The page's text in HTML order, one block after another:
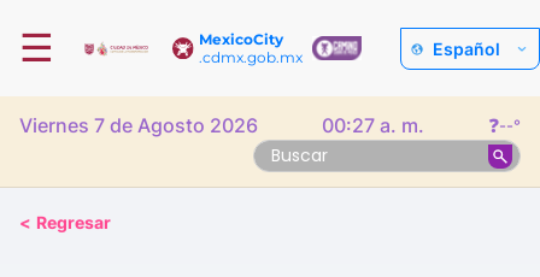
MexicoCity
.cdmx.gob.mx
☰ Español
Viernes 7 de Agosto 2026 00:27 a. m. ❓--°
< Regresar